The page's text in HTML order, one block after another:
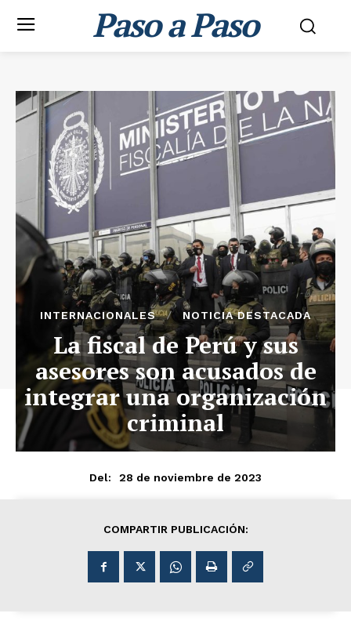
Paso a Paso
INTERNACIONALES NOTICIA DESTACADA
La fiscal de Perú y sus
asesores son acusados de
integrar una organización
criminal
Del: 28 de noviembre de 2023
COMPARTIR PUBLICACIÓN: